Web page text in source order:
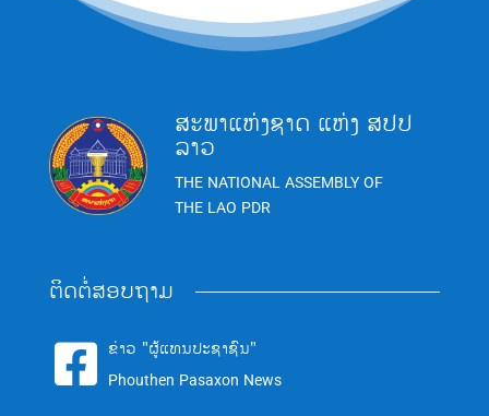
ສະພາແຫ່ງຊາດ ແຫ່ງ ສປປ
ລາວ
THE NATIONAL ASSEMBLY OF
THE LAO PDR
ຕິດຕໍ່ສອບຖາມ
 ຂ່າວ "ຜູ້ແທນປະຊາຊົນ"
Phouthen Pasaxon News